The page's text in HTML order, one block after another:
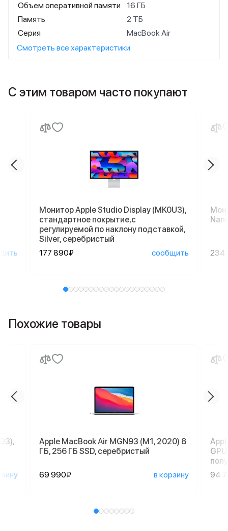
Объем оперативной памяти
16 ГБ
Память
2 ТБ
Серия
MacBook Air
Смотреть все характеристики
С этим товаром часто покупают
Монитор Apple Studio Display (MK0U3),
стандартное покрытие,с
регулируемой по наклону подставкой,
Silver, серебристый
177 890₽
сообщить 234
Похожие товары
Apple MacBook Air MGN93 (M1, 2020) 8
ГБ, 256 ГБ SSD, серебристый
69 990₽ в корзину
94